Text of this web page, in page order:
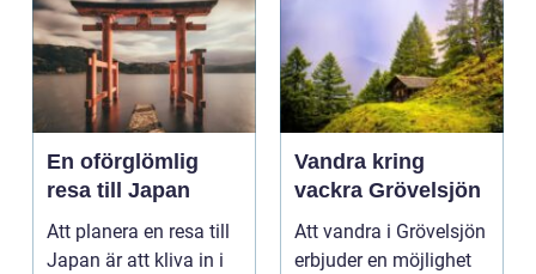
En oförglömlig
resa till Japan
Att planera en resa till
Japan är att kliva in i
Vandra kring
vackra Grövelsjön
Att vandra i Grövelsjön
erbjuder en möjlighet